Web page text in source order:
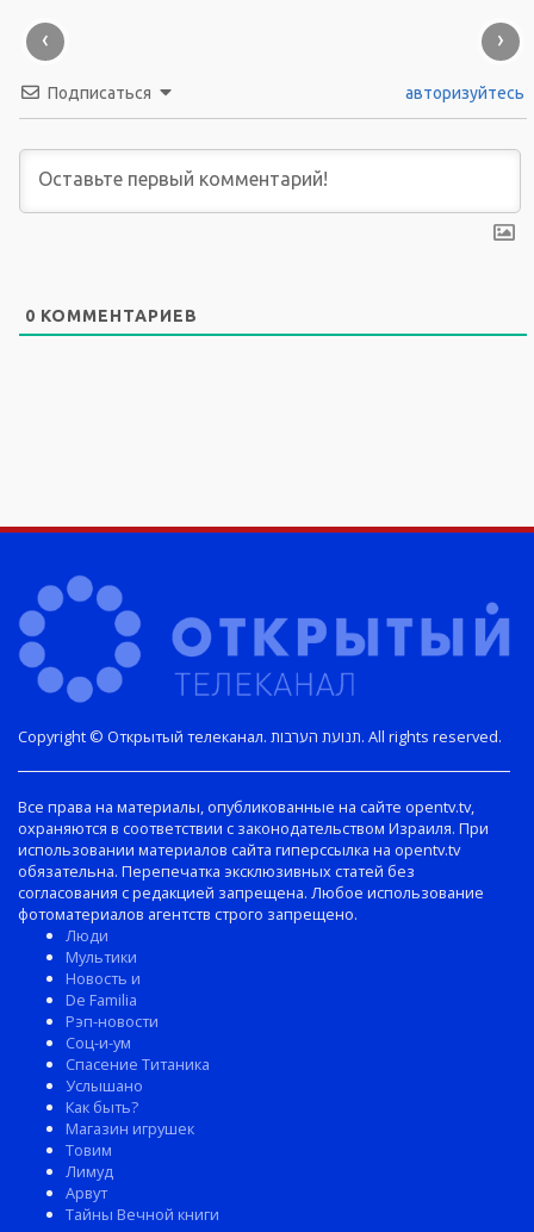
‹ ›
Подписаться авторизуйтесь
0 КОММЕНТАРИЕВ
Copyright © Открытый телеканал. תנועת הערבות. All rights reserved.
Все права на материалы, опубликованные на сайте opentv.tv,
охраняются в соответствии с законодательством Израиля. При
использовании материалов сайта гиперссылка на opentv.tv
обязательна. Перепечатка эксклюзивных статей без
согласования с редакцией запрещена. Любое использование
фотоматериалов агентств строго запрещено.
Люди
Мультики
Новость и
De Familia
Рэп-новости
Соц-и-ум
Спасение Титаника
Услышано
Как быть?
Магазин игрушек
Товим
Лимуд
Арвут
Тайны Вечной книги